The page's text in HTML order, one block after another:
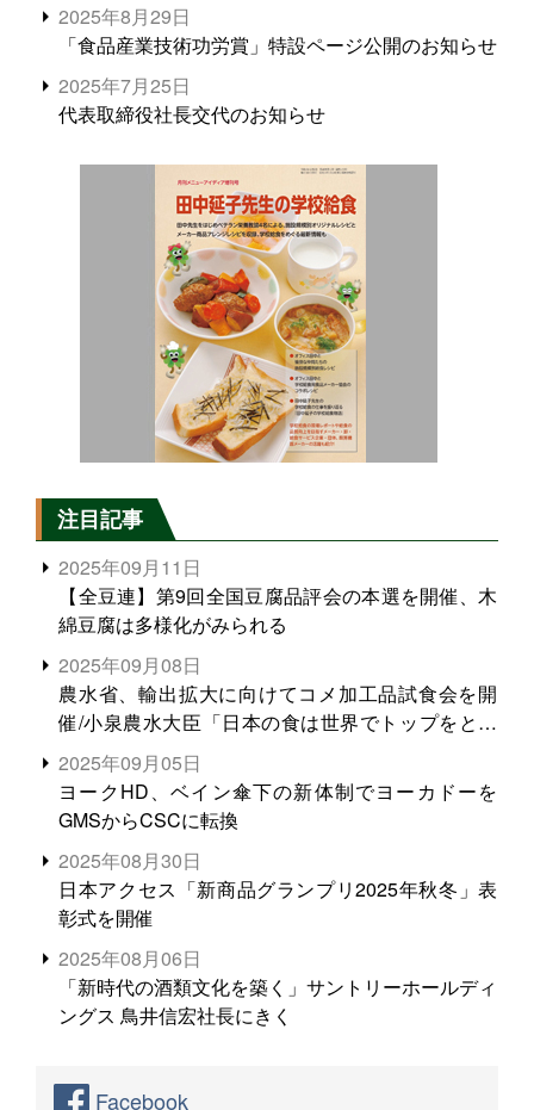
2025年8月29日
「食品産業技術功労賞」特設ページ公開のお知らせ
2025年7月25日
代表取締役社長交代のお知らせ
注目記事
2025年09月11日
【全豆連】第9回全国豆腐品評会の本選を開催、木
綿豆腐は多様化がみられる
2025年09月08日
農水省、輸出拡大に向けてコメ加工品試食会を開
催/小泉農水大臣「日本の食は世界でトップをとれ
る。米増産に向けて、米輸出需要の拡大を」
2025年09月05日
ヨークHD、ベイン傘下の新体制でヨーカドーを
GMSからCSCに転換
2025年08月30日
日本アクセス「新商品グランプリ2025年秋冬」表
彰式を開催
2025年08月06日
「新時代の酒類文化を築く」サントリーホールディ
ングス 鳥井信宏社長にきく
Facebook